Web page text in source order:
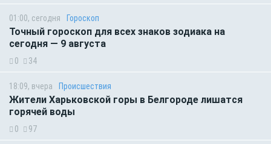
01:00, сегодня Гороскоп
Точный гороскоп для всех знаков зодиака на
сегодня — 9 августа
0 34
18:09, вчера Происшествия
Жители Харьковской горы в Белгороде лишатся
горячей воды
0 97